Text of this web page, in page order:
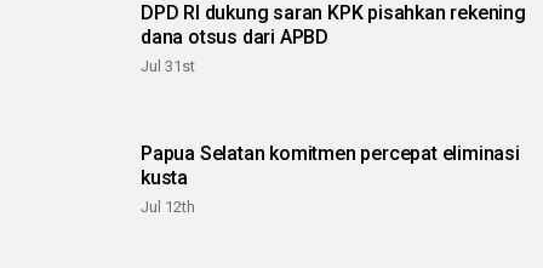
DPD RI dukung saran KPK pisahkan rekening
dana otsus dari APBD
Jul 31st
Papua Selatan komitmen percepat eliminasi
kusta
Jul 12th